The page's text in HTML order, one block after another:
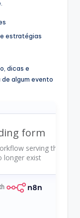
estratégias
dicas e
algum evento